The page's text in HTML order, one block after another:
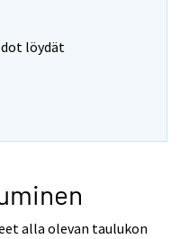
löydät
alla olevan taulukon